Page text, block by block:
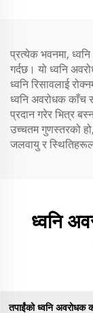
प्रत्येक भवनमा,
गर्दछ। यो ध्वनि
ध्वनि रिसावलाई
ध्वनि अवरोधक काँच
प्रदान गरेर भित्र
उच्चतम गुणस्तरको
जलवायु र
ध्वनि
तपाईंको ध्वनि